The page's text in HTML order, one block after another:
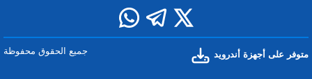
متوفر على أجهزة أندرويد جميع الحقوق محفوظة